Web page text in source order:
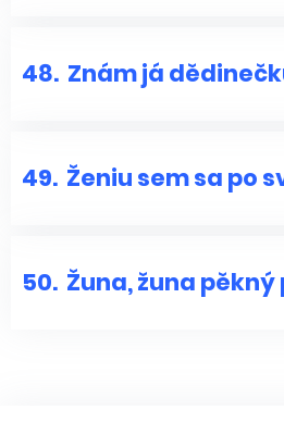
48. Znám já
49. Ženiu sem sa po
50. Žuna, žuna